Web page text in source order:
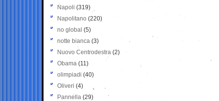
Napoli (319)
Napolitano (220)
no global (5)
notte bianca (3)
Nuovo Centrodestra (2)
Obama (11)
olimpiadi (40)
Oliveri (4)
Pannella (29)